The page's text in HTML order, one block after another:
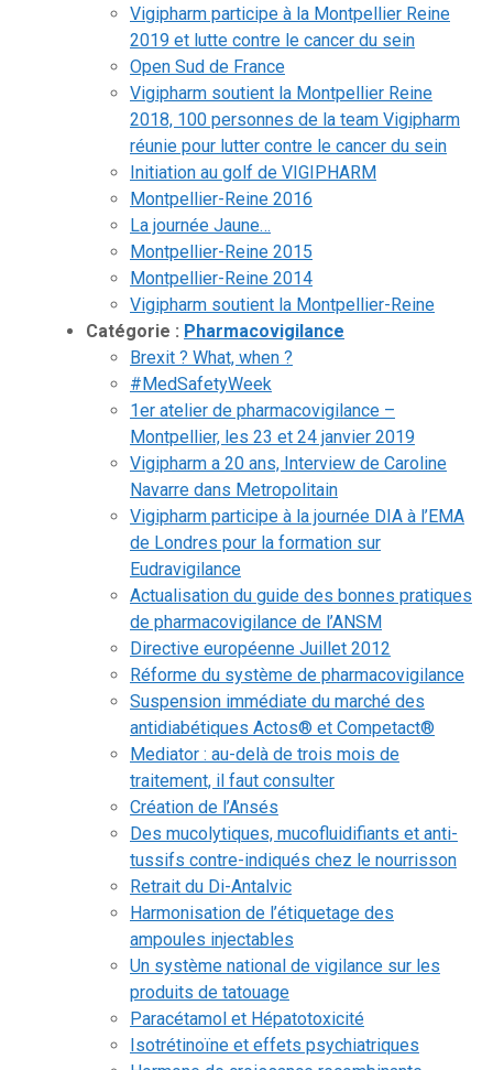
Vigipharm participe à la Montpellier Reine
2019 et lutte contre le cancer du sein
Open Sud de France
Vigipharm soutient la Montpellier Reine
2018, 100 personnes de la team Vigipharm
réunie pour lutter contre le cancer du sein
Initiation au golf de VIGIPHARM
Montpellier-Reine 2016
La journée Jaune…
Montpellier-Reine 2015
Montpellier-Reine 2014
Vigipharm soutient la Montpellier-Reine
Catégorie : Pharmacovigilance
Brexit ? What, when ?
#MedSafetyWeek
1er atelier de pharmacovigilance –
Montpellier, les 23 et 24 janvier 2019
Vigipharm a 20 ans, Interview de Caroline
Navarre dans Metropolitain
Vigipharm participe à la journée DIA à l’EMA
de Londres pour la formation sur
Eudravigilance
Actualisation du guide des bonnes pratiques
de pharmacovigilance de l’ANSM
Directive européenne Juillet 2012
Réforme du système de pharmacovigilance
Suspension immédiate du marché des
antidiabétiques Actos® et Competact®
Mediator : au-delà de trois mois de
traitement, il faut consulter
Création de l’Ansés
Des mucolytiques, mucofluidifiants et anti-
tussifs contre-indiqués chez le nourrisson
Retrait du Di-Antalvic
Harmonisation de l’étiquetage des
ampoules injectables
Un système national de vigilance sur les
produits de tatouage
Paracétamol et Hépatotoxicité
Isotrétinoïne et effets psychiatriques